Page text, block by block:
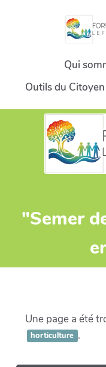
Aller au contenu
Qui
Outils du Citoyen
"Semer
Une page a été
horticulture .